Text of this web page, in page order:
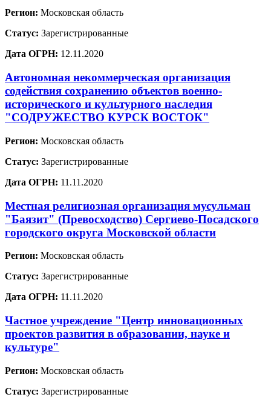
Регион: Московская область
Статус: Зарегистрированные
Дата ОГРН: 12.11.2020
Автономная некоммерческая организация
содействия сохранению объектов военно-
исторического и культурного наследия
"СОДРУЖЕСТВО КУРСК ВОСТОК"
Регион: Московская область
Статус: Зарегистрированные
Дата ОГРН: 11.11.2020
Местная религиозная организация мусульман
"Баязит" (Превосходство) Сергиево-Посадского
городского округа Московской области
Регион: Московская область
Статус: Зарегистрированные
Дата ОГРН: 11.11.2020
Частное учреждение "Центр инновационных
проектов развития в образовании, науке и
культуре"
Регион: Московская область
Статус: Зарегистрированные